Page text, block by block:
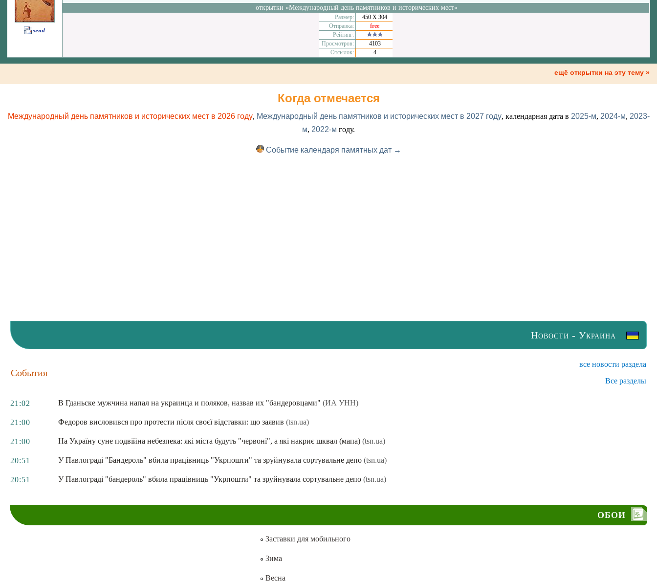
открытки «Международный день памятников и исторических мест»
Размер:
450 Х 304
Отправка:
free
Рейтинг:
Просмотров:
4103
Отсылок:
4
ещё открытки на эту тему »
Когда отмечается
Международный день памятников и исторических мест в 2026 году, Международный день памятников и исторических мест в 2027 году, календарная дата в 2025-м, 2024-м, 2023-
м, 2022-м году.
Событие календаря памятных дат →
Новости - Украина
События
все новости раздела
Все разделы
21:02 В Гданьске мужчина напал на украинца и поляков, назвав их "бандеровцами" (ИА УНН)
21:00 Федоров висловився про протести після своєї відставки: що заявив (tsn.ua)
21:00 На Україну суне подвійна небезпека: які міста будуть "червоні", а які накриє шквал (мапа) (tsn.ua)
20:51 У Павлограді "Бандероль" вбила працівниць "Укрпошти" та зруйнувала сортувальне депо (tsn.ua)
20:51 У Павлограді "бандероль" вбила працівниць "Укрпошти" та зруйнувала сортувальне депо (tsn.ua)
ОБОИ
Заставки для мобильного
Зима
Весна